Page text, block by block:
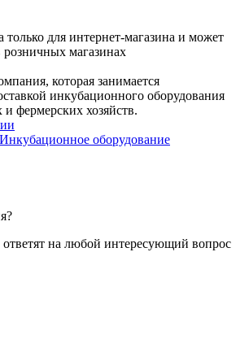
только для интернет-магазина и может
розничных магазинах
которая занимается
инкубационного оборудования
фермерских хозяйств.
оборудование
на любой интересующий вопрос